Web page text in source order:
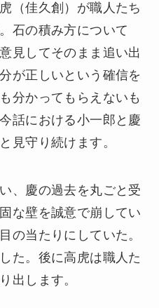
（佳久創）が職人たち
石の積み方について
見してそのまま追い出
が正しいという確信を
分かってもらえないも
話における小一郎と慶
見守り続けます。
、慶の過去を丸ごと受
な壁を誠意で崩してい
の当たりにしていた。
た。後に高虎は職人た
出します。